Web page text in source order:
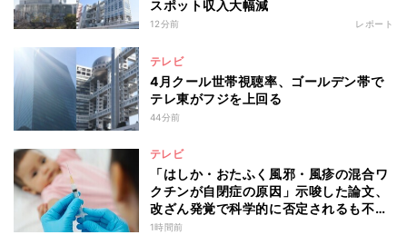
スポット収入大幅減
12分前 レポート
テレビ
4月クール世帯視聴率、ゴールデン帯で
テレ東がフジを上回る
44分前
テレビ
「はしか・おたふく風邪・風疹の混合ワ
クチンが自閉症の原因」示唆した論文、
改ざん発覚で科学的に否定されるも不安
消えず…科学者たちの反証はなぜ届かな
1時間前